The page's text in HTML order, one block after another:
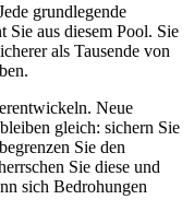
grundlegende
aus diesem Pool. Sie
als Tausende von
Neue
gleich: sichern Sie
Sie den
Sie diese und
sich Bedrohungen